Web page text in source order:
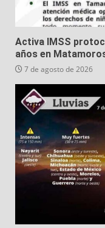
Activa IMSS
años en
7 de agosto de 2026